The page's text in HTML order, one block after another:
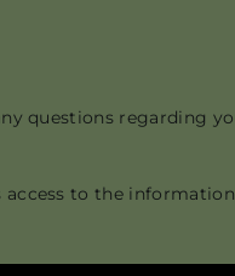
questions regarding
to the